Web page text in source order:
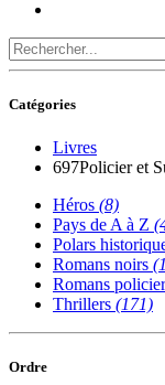
Catégories
Livres
697Policier et
Héros (8)
Pays de A à Z
Polars
Romans noirs
Romans
Thrillers (171)
Ordre